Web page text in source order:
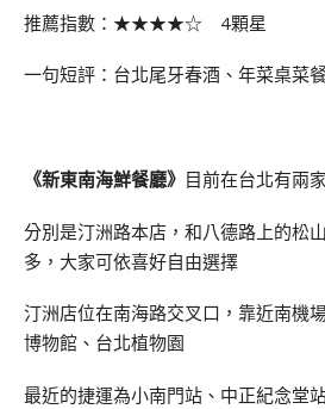
推薦指數：★★★★☆ 4顆星
一句短評：台北尾牙春酒、年菜桌菜
《新東南海鮮餐廳》 目前在台北有兩
分別是汀洲路本店，和八德路上的松
多，大家可依喜好自由選擇
汀洲店位在南海路交叉口，靠近南機
博物館、台北植物園
最近的捷運為小南門站、中正紀念堂